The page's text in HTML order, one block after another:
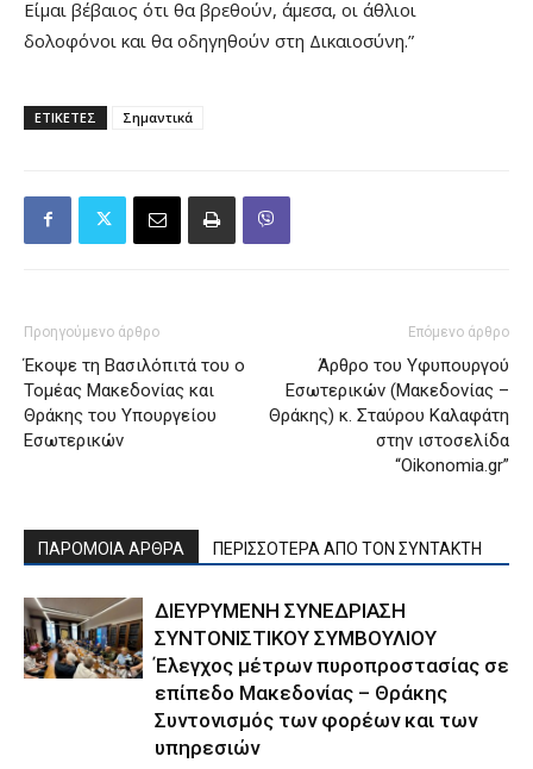
Είμαι βέβαιος ότι θα βρεθούν, άμεσα, οι άθλιοι
δολοφόνοι και θα οδηγηθούν στη Δικαιοσύνη.”
ΕΤΙΚΕΤΕΣ Σημαντικά
Προηγούμενο άρθρο
Έκοψε τη Βασιλόπιτά του ο
Τομέας Μακεδονίας και
Θράκης του Υπουργείου
Εσωτερικών
Επόμενο άρθρο
Άρθρο του Υφυπουργού
Εσωτερικών (Μακεδονίας –
Θράκης) κ. Σταύρου Καλαφάτη
στην ιστοσελίδα
“Oikonomia.gr”
ΠΑΡΟΜΟΙΑ ΑΡΘΡΑ ΠΕΡΙΣΣΟΤΕΡΑ ΑΠΟ ΤΟΝ ΣΥΝΤΑΚΤΗ
ΔΙΕΥΡΥΜΕΝΗ ΣΥΝΕΔΡΙΑΣΗ
ΣΥΝΤΟΝΙΣΤΙΚΟΥ ΣΥΜΒΟΥΛΙΟΥ
Έλεγχος μέτρων πυροπροστασίας σε
επίπεδο Μακεδονίας – Θράκης
Συντονισμός των φορέων και των
υπηρεσιών